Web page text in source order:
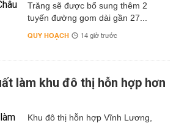
Trăng sẽ được bổ sung thêm 2
tuyến đường gom dài gần 27...
QUY HOẠCH 14 giờ trước
làm khu đô thị hỗn hợp hơn
Khu đô thị hỗn hợp Vĩnh Lương,